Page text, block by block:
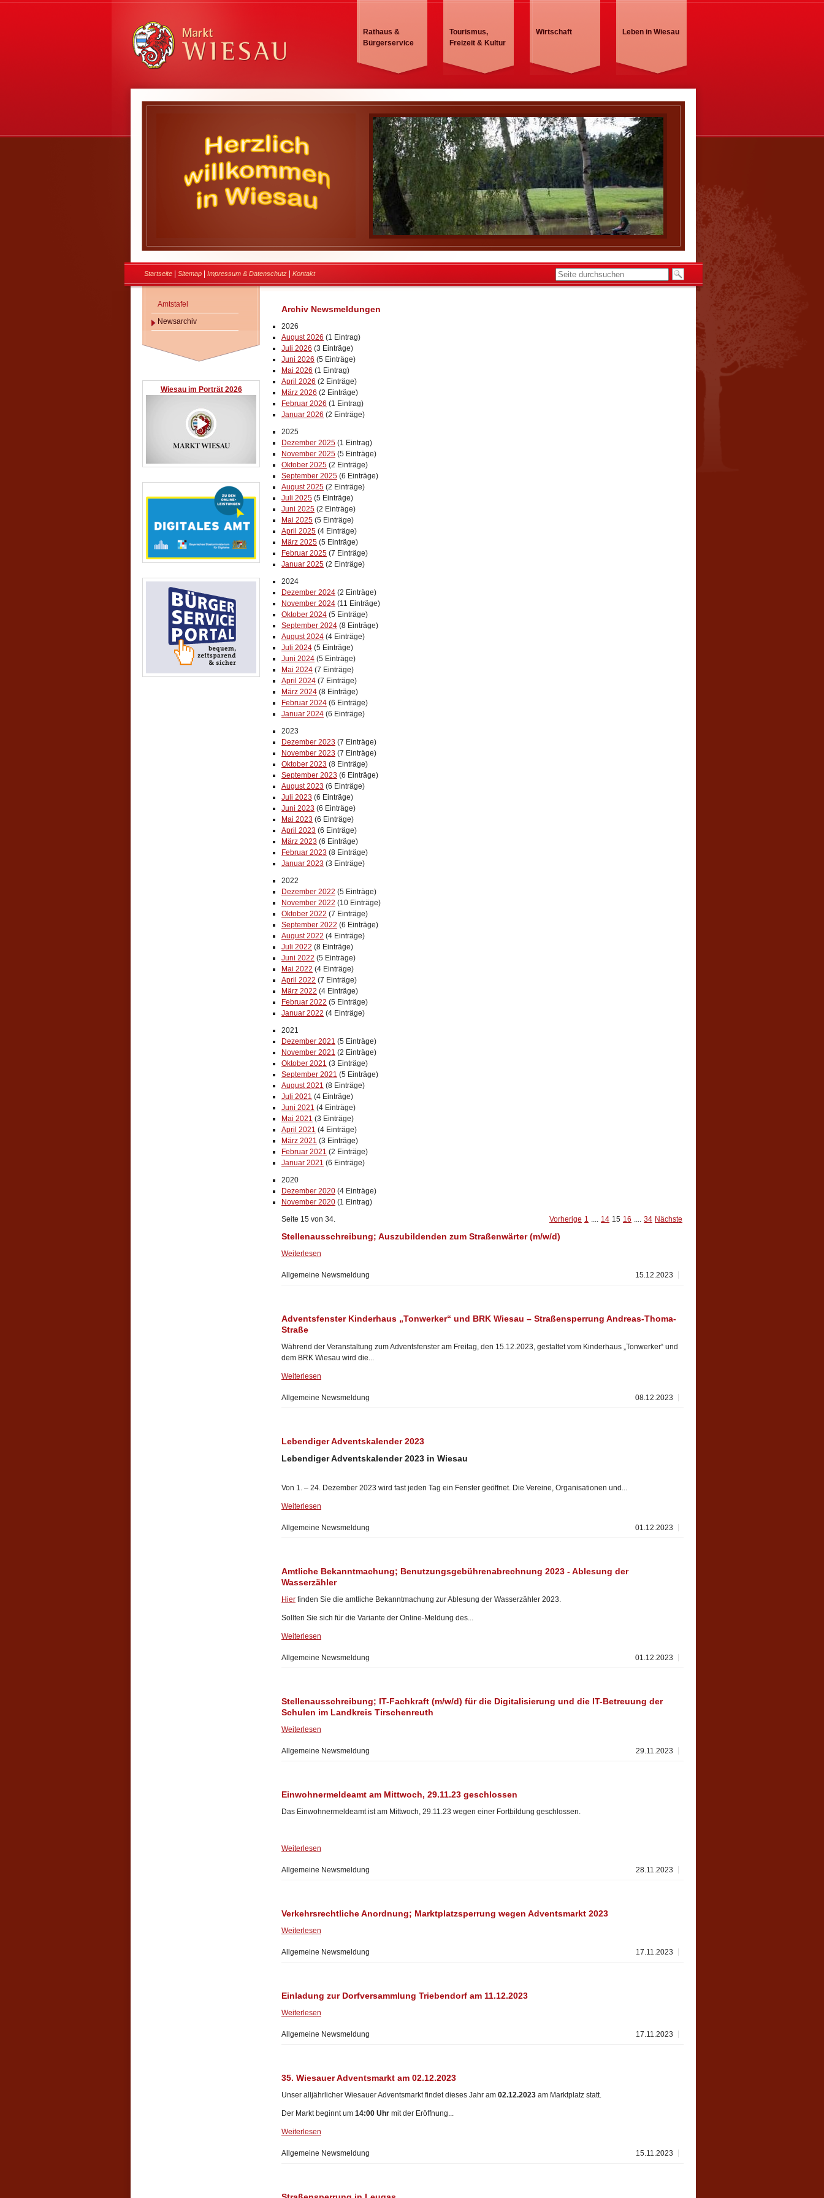
Rathaus &
Bürgerservice
Tourismus,
Freizeit & Kultur
Wirtschaft Leben in Wiesau
Startseite Sitemap Impressum & Datenschutz Kontakt
Archiv Newsmeldungen
2026
August 2026 (1 Eintrag)
Juli 2026 (3 Einträge)
Juni 2026 (5 Einträge)
Mai 2026 (1 Eintrag)
April 2026 (2 Einträge)
März 2026 (2 Einträge)
Februar 2026 (1 Eintrag)
Januar 2026 (2 Einträge)
2025
Dezember 2025 (1 Eintrag)
November 2025 (5 Einträge)
Oktober 2025 (2 Einträge)
September 2025 (6 Einträge)
August 2025 (2 Einträge)
Juli 2025 (5 Einträge)
Juni 2025 (2 Einträge)
Mai 2025 (5 Einträge)
April 2025 (4 Einträge)
März 2025 (5 Einträge)
Februar 2025 (7 Einträge)
Januar 2025 (2 Einträge)
2024
Dezember 2024 (2 Einträge)
November 2024 (11 Einträge)
Oktober 2024 (5 Einträge)
September 2024 (8 Einträge)
August 2024 (4 Einträge)
Juli 2024 (5 Einträge)
Juni 2024 (5 Einträge)
Mai 2024 (7 Einträge)
April 2024 (7 Einträge)
März 2024 (8 Einträge)
Februar 2024 (6 Einträge)
Januar 2024 (6 Einträge)
2023
Dezember 2023 (7 Einträge)
November 2023 (7 Einträge)
Oktober 2023 (8 Einträge)
September 2023 (6 Einträge)
August 2023 (6 Einträge)
Juli 2023 (6 Einträge)
Juni 2023 (6 Einträge)
Mai 2023 (6 Einträge)
April 2023 (6 Einträge)
März 2023 (6 Einträge)
Februar 2023 (8 Einträge)
Januar 2023 (3 Einträge)
2022
Dezember 2022 (5 Einträge)
November 2022 (10 Einträge)
Oktober 2022 (7 Einträge)
September 2022 (6 Einträge)
August 2022 (4 Einträge)
Juli 2022 (8 Einträge)
Juni 2022 (5 Einträge)
Mai 2022 (4 Einträge)
April 2022 (7 Einträge)
März 2022 (4 Einträge)
Februar 2022 (5 Einträge)
Januar 2022 (4 Einträge)
2021
Dezember 2021 (5 Einträge)
November 2021 (2 Einträge)
Oktober 2021 (3 Einträge)
September 2021 (5 Einträge)
August 2021 (8 Einträge)
Juli 2021 (4 Einträge)
Juni 2021 (4 Einträge)
Mai 2021 (3 Einträge)
April 2021 (4 Einträge)
März 2021 (3 Einträge)
Februar 2021 (2 Einträge)
Januar 2021 (6 Einträge)
2020
Dezember 2020 (4 Einträge)
November 2020 (1 Eintrag)
Seite 15 von 34.
Vorherige 1 .... 14 15 16 .... 34 Nächste
Stellenausschreibung; Auszubildenden zum Straßenwärter (m/w/d)
Weiterlesen
15.12.2023
Allgemeine Newsmeldung
Adventsfenster Kinderhaus „Tonwerker“ und BRK Wiesau – Straßensperrung Andreas-Thoma-
Straße
Während der Veranstaltung zum Adventsfenster am Freitag, den 15.12.2023, gestaltet vom Kinderhaus „Tonwerker“ und
dem BRK Wiesau wird die...
Weiterlesen
08.12.2023
Allgemeine Newsmeldung
Lebendiger Adventskalender 2023
Lebendiger Adventskalender 2023 in Wiesau
Von 1. – 24. Dezember 2023 wird fast jeden Tag ein Fenster geöffnet. Die Vereine, Organisationen und...
Weiterlesen
01.12.2023
Allgemeine Newsmeldung
Amtliche Bekanntmachung; Benutzungsgebührenabrechnung 2023 - Ablesung der
Wasserzähler
Hier finden Sie die amtliche Bekanntmachung zur Ablesung der Wasserzähler 2023.
Sollten Sie sich für die Variante der Online-Meldung des...
Weiterlesen
01.12.2023
Allgemeine Newsmeldung
Stellenausschreibung; IT-Fachkraft (m/w/d) für die Digitalisierung und die IT-Betreuung der
Schulen im Landkreis Tirschenreuth
Weiterlesen
29.11.2023
Allgemeine Newsmeldung
Einwohnermeldeamt am Mittwoch, 29.11.23 geschlossen
Das Einwohnermeldeamt ist am Mittwoch, 29.11.23 wegen einer Fortbildung geschlossen.
Weiterlesen
28.11.2023
Allgemeine Newsmeldung
Verkehrsrechtliche Anordnung; Marktplatzsperrung wegen Adventsmarkt 2023
Weiterlesen
17.11.2023
Allgemeine Newsmeldung
Einladung zur Dorfversammlung Triebendorf am 11.12.2023
Weiterlesen
17.11.2023
Allgemeine Newsmeldung
35. Wiesauer Adventsmarkt am 02.12.2023
Unser alljährlicher Wiesauer Adventsmarkt findet dieses Jahr am 02.12.2023 am Marktplatz statt.
Der Markt beginnt um 14:00 Uhr mit der Eröffnung...
Weiterlesen
15.11.2023
Allgemeine Newsmeldung
Amtstafel
Newsarchiv
Wiesau im Porträt 2026